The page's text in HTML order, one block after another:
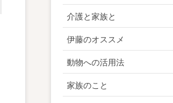
介護と家族と
伊藤のオススメ
動物への活用法
家族のこと